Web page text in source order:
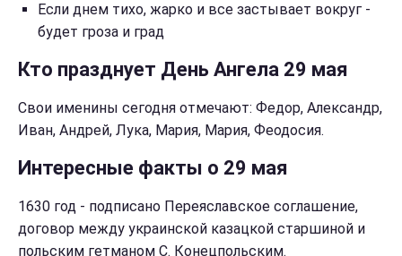
Если днем тихо, жарко и все застывает вокруг -
будет гроза и град
Кто празднует День Ангела 29 мая
Свои именины сегодня отмечают: Федор, Александр,
Иван, Андрей, Лука, Мария, Мария, Феодосия.
Интересные факты о 29 мая
1630 год - подписано Переяславское соглашение,
договор между украинской казацкой старшиной и
польским гетманом С. Конецпольским.